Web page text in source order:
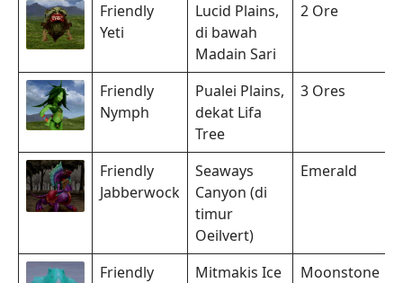
Friendly
Yeti
Lucid Plains,
di bawah
Madain Sari
2 Ore
Friendly
Nymph
Pualei Plains,
dekat Lifa
Tree
3 Ores
Friendly
Jabberwock
Seaways
Canyon (di
timur
Oeilvert)
Emerald
Friendly
Mitmakis Ice
Moonstone